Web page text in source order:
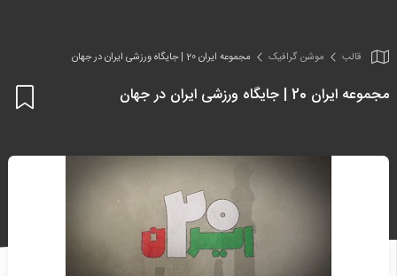
قالب موشن گرافیک مجموعه ایران 20 | جایگاه ورزشی ایران در جهان
مجموعه ایران 20 | جایگاه ورزشی ایران در جهان